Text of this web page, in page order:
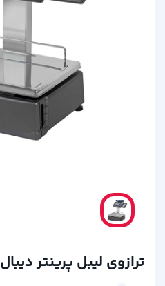
ترازوی لیبل پرینتر دیبال double body